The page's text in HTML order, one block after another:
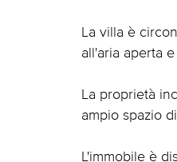
La villa è
all'aria aperta
La proprietà
ampio spazio
L'immobile è